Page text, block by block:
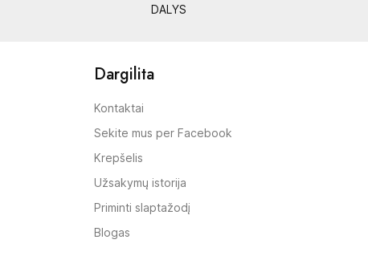
DALYS
Dargilita
Kontaktai
Sekite mus per Facebook
Krepšelis
Užsakymų istorija
Priminti slaptažodį
Blogas